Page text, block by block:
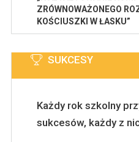
ZRÓWNOWAŻONEGO
KOŚCIUSZKI W ŁASKU”
SUKCESY
Każdy rok szkolny
sukcesów, każdy z